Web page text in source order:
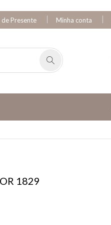
de Presente Minha conta
1829